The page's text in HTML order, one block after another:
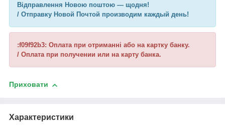
Відправлення Новою поштою — щодня!
/ Отправку Новой Почтой производим каждый день!
:f09f92b3: Оплата при отриманні або на картку банку.
/ Оплата при получении или на карту банка.
Приховати
Характеристики